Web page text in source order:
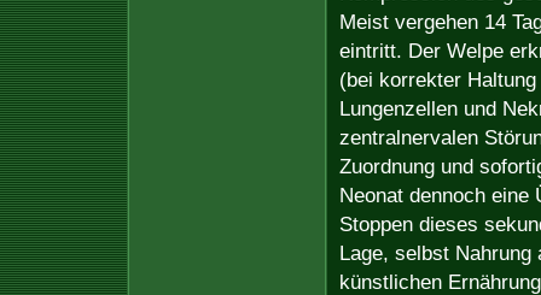
Meist vergehen 14
eintritt. Der Welpe
(bei korrekter
Lungenzellen und
zentralnervalen
Zuordnung und
Neonat dennoch eine
Stoppen dieses
Lage, selbst Nahrung
künstlichen